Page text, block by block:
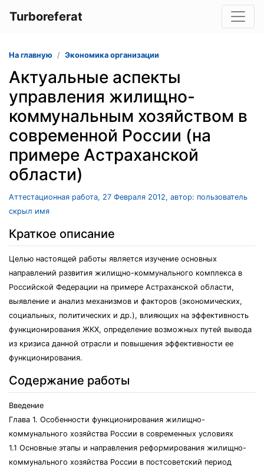
Turboreferat
На главную Экономика организации
Актуальные аспекты
управления жилищно-
коммунальным хозяйством в
современной России (на
примере Астраханской
области)
Аттестационная работа, 27 Февраля 2012, автор: пользователь
скрыл имя
Краткое описание
Целью настоящей работы является изучение основных
направлений развития жилищно-коммунального комплекса в
Российской Федерации на примере Астраханской области,
выявление и анализ механизмов и факторов (экономических,
социальных, политических и др.), влияющих на эффективность
функционирования ЖКХ, определение возможных путей вывода
из кризиса данной отрасли и повышения эффективности ее
функционирования.
Содержание работы
Введение
Глава 1. Особенности функционирования жилищно-
коммунального хозяйства России в современных условиях
1.1 Основные этапы и направления реформирования жилищно-
коммунального хозяйства России в постсоветский период